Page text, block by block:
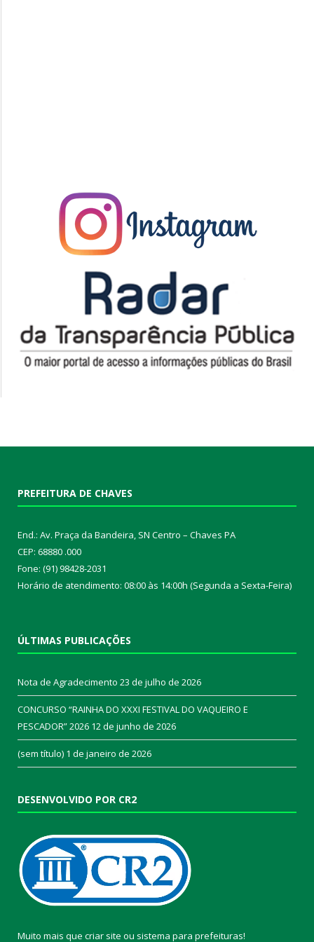
PREFEITURA DE CHAVES
End.: Av. Praça da Bandeira, SN Centro – Chaves PA
CEP: 68880 .000
Fone: (91) 98428-2031
Horário de atendimento: 08:00 às 14:00h (Segunda a Sexta-Feira)
ÚLTIMAS PUBLICAÇÕES
Nota de Agradecimento 23 de julho de 2026
CONCURSO “RAINHA DO XXXI FESTIVAL DO VAQUEIRO E
PESCADOR” 2026 12 de junho de 2026
(sem título) 1 de janeiro de 2026
DESENVOLVIDO POR CR2
Muito mais que criar site ou sistema para prefeituras!